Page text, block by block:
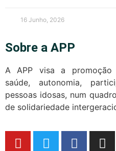
16 Junho, 2026
Sobre a APP
A APP visa a promoção
saúde, autonomia,
pessoas idosas, num
de solidariedade